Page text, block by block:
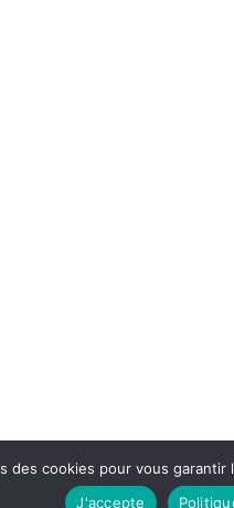
des cookies pour vous
J'accepte